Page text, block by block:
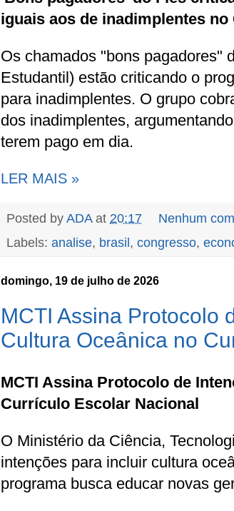
iguais aos de inadimplentes no
Os chamados "bons pagadores"
Estudantil) estão criticando o
para inadimplentes. O grupo
dos inadimplentes,
terem pago em dia.
LER MAIS »
Posted by ADA at 20:17
Nenhum
Labels: analise, brasil , congresso,
domingo, 19 de julho de 2026
MCTI Assina Protocolo
Cultura Oceânica no
MCTI Assina Protocolo de
Currículo Escolar Nacional
O Ministério da Ciência,
intenções para incluir cultura
programa busca educar novas